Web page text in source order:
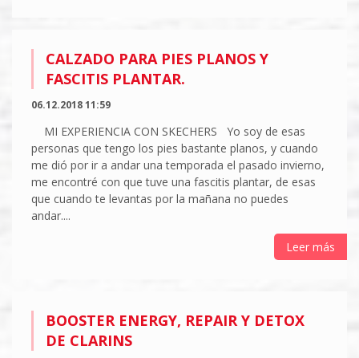
CALZADO PARA PIES PLANOS Y
FASCITIS PLANTAR.
06.12.2018 11:59
MI EXPERIENCIA CON SKECHERS Yo soy de esas
personas que tengo los pies bastante planos, y cuando
me dió por ir a andar una temporada el pasado invierno,
me encontré con que tuve una fascitis plantar, de esas
que cuando te levantas por la mañana no puedes
andar....
Leer más
BOOSTER ENERGY, REPAIR Y DETOX
DE CLARINS